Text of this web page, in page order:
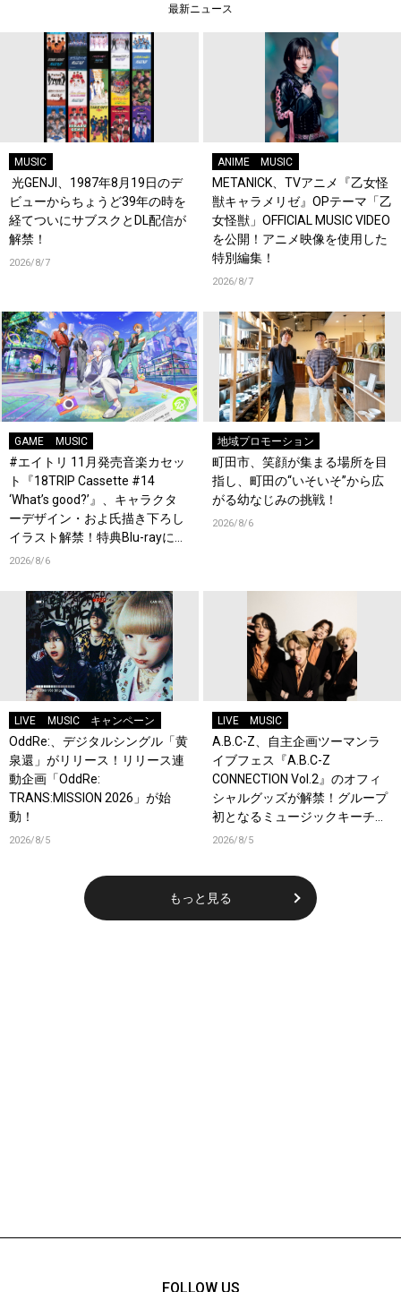
最新ニュース
MUSIC
光GENJI、1987年8月19日のデ
ビューからちょうど39年の時を
経てついにサブスクとDL配信が
解禁！
2026/8/7
ANIME MUSIC
METANICK、TVアニメ『乙女怪
獣キャラメリゼ』OPテーマ「乙
女怪獣」OFFICIAL MUSIC VIDEO
を公開！アニメ映像を使用した
特別編集！
2026/8/7
GAME MUSIC
#エイトリ 11月発売音楽カセッ
ト『18TRIP Cassette #14
‘What’s good?’』、キャラクタ
ーデザイン・およ氏描き下ろし
イラスト解禁！特典Blu-rayには
『HAMAツアーズ全体会議』が
2026/8/6
地域プロモーション
町田市、笑顔が集まる場所を目
指し、町田の“いそいそ”から広
がる幼なじみの挑戦！
2026/8/6
LIVE MUSIC キャンペーン
OddRe:、デジタルシングル「黄
泉還」がリリース！リリース連
動企画「OddRe:
TRANS:MISSION 2026」が始
動！
2026/8/5
LIVE MUSIC
A.B.C-Z、自主企画ツーマンラ
イブフェス『A.B.C-Z
CONNECTION Vol.2』のオフィ
シャルグッズが解禁！グループ
初となるミュージックキーチェ
ーンが登場！
2026/8/5
もっと見る
FOLLOW US